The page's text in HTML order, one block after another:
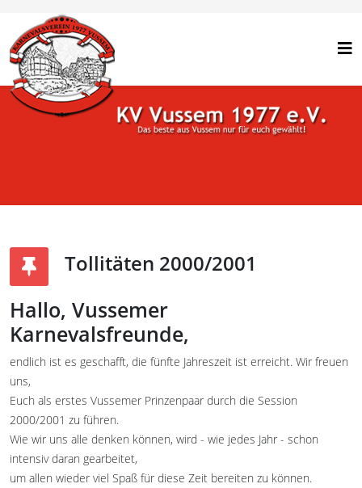
Tollitäten 2000/2001
Hallo, Vussemer
Karnevalsfreunde,
endlich ist es geschafft, die fünfte Jahreszeit ist erreicht. Wir freuen
uns,
Euch als erstes Vussemer Prinzenpaar durch die Session
2000/2001 zu führen.
Wie wir uns alle denken können, wird - wie jedes Jahr - schon
intensiv daran gearbeitet,
um allen wieder viel Spaß für diese Zeit bereiten zu können.